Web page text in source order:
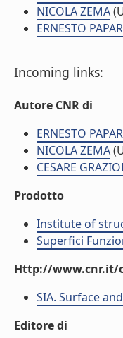
NICOLA ZEMA
ERNESTO
Incoming links:
Autore CNR di
ERNESTO
NICOLA ZEMA
CESARE
Prodotto
Institute of
Superfici
Http://www.cnr.it/
SIA. Surface
Editore di